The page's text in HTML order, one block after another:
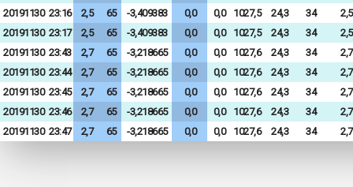
20191130 23:16 2,5 65 -3,409383 0,0 0,0 1027,5 24,3 34
2,5
20191130 23:17 2,5 65 -3,409383 0,0 0,0 1027,5 24,3 34
2,5
20191130 23:43 2,7 65 -3,218665 0,0 0,0 1027,6 24,3 34
2,7
20191130 23:44 2,7 65 -3,218665 0,0 0,0 1027,6 24,3 34
2,7
20191130 23:45 2,7 65 -3,218665 0,0 0,0 1027,6 24,3 34
2,7
20191130 23:46 2,7 65 -3,218665 0,0 0,0 1027,6 24,3 34
2,7
20191130 23:47 2,7 65 -3,218665 0,0 0,0 1027,6 24,3 34 2,7